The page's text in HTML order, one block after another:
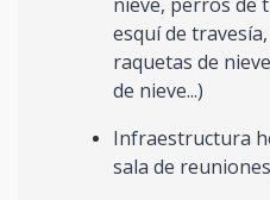
esquí de
raquetas de
de nieve...)
Infraestructura
sala de